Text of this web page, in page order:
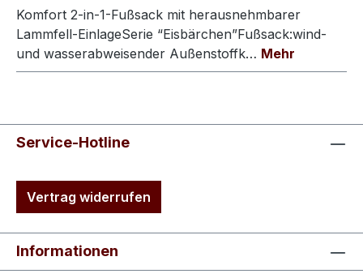
Komfort 2-in-1-Fußsack mit herausnehmbarer
Lammfell-EinlageSerie “Eisbärchen”Fußsack:wind-
und wasserabweisender Außenstoffk… Mehr
Service-Hotline
Vertrag widerrufen
Informationen